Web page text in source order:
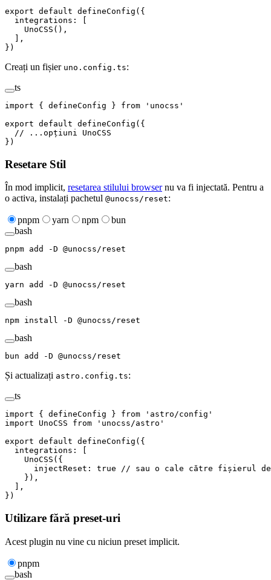
export default defineConfig ({
  integrations
: [
    UnoCSS
(),
  ],
})
Creați un fișier uno.config.ts:
ts
import { defineConfig } from ' unocss '
export default defineConfig ({
  // ...opțiuni UnoCSS
})
Resetare Stil
În mod implicit, resetarea stilului browsernu va fi injectată. Pentru a
o activa, instalați pachetul @unocss/reset:
pnpm yarn npm
bun
bash
pnpm add -D @unocss/reset
bash
yarn add -D @unocss/reset
bash
npm install -D @unocss/reset
bash
bun add -D @unocss/reset
Și actualizați astro.config.ts:
ts
import { defineConfig } from ' astro/config '
import UnoCSS from ' unocss/astro '
export default defineConfig ({
  integrations
: [
    UnoCSS
({
      injectReset
: true // sau o cale către fișierul de
    }),
  ],
})
Utilizare fără preset-uri
Acest plugin nu vine cu niciun preset implicit.
pnpm
bash